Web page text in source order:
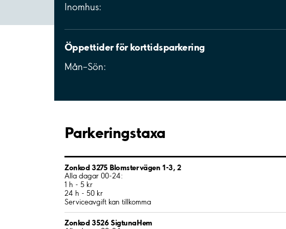
Inomhus:
Öppettider för korttidsparkering
Mån–Sön:
Parkeringstaxa
Zonkod 3275 Blomstervägen 1-3, 2
Alla dagar 00-24:
1 h - 5 kr
24 h - 50 kr
Serviceavgift kan tillkomma
Zonkod 3526 SigtunaHem